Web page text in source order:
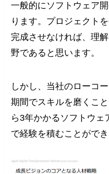
一般的にソフトウェア
ります。プロジェクト
完成させなければ、理
野であると思います。
しかし、当社のローコ
期間でスキルを磨くこ
ら3年かかるソフトウ
で経験を積むことができ